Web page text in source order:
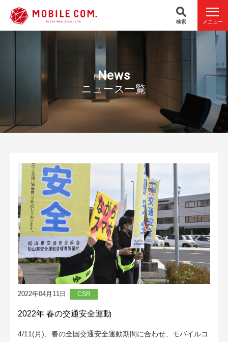
メニュー
検索
News
ニュース一覧
2022年04月11日 CSR
2022年 春の交通安全運動
4/11(月)、春の全国交通安全運動期間に合わせ、モバイルコ